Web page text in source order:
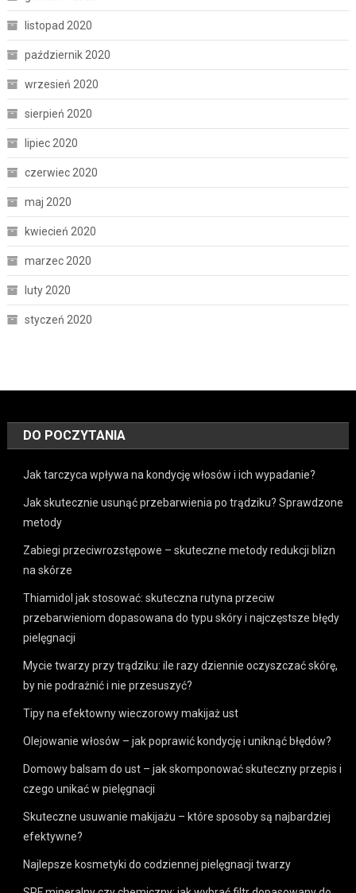
listopad 2020
październik 2020
wrzesień 2020
sierpień 2020
lipiec 2020
czerwiec 2020
maj 2020
kwiecień 2020
marzec 2020
luty 2020
styczeń 2020
DO POCZYTANIA
Jak tarczyca wpływa na kondycję włosów i ich wypadanie?
Jak skutecznie usunąć przebarwienia po trądziku? Sprawdzone
metody
Zabiegi przeciwrozstępowe – skuteczne metody redukcji blizn
na skórze
Thiamidol jak stosować: skuteczna rutyna przeciw
przebarwieniom dopasowana do typu skóry i najczęstsze błędy
pielęgnacji
Mycie twarzy przy trądziku: ile razy dziennie oczyszczać skórę,
by nie podrażnić i nie przesuszyć?
Tipy na efektowny wieczorowy makijaż ust
Olejowanie włosów – jak poprawić kondycję i uniknąć błędów?
Domowy balsam do ust – jak skomponować skuteczny przepis i
czego unikać w pielęgnacji
Skuteczne usuwanie makijażu – które sposoby są najbardziej
efektywne?
Najlepsze kosmetyki do codziennej pielęgnacji twarzy